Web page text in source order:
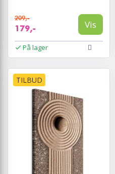
209,-
179,- Vis
På lager
TILBUD